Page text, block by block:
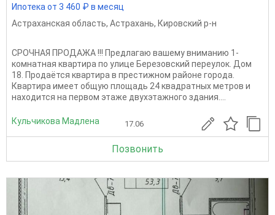
Ипотека от 3 460 ₽ в месяц
Астраханская область, Астрахань, Кировский р-н
CРOЧHАЯ ПPОДАЖА !!! Прeдлагaю вашему внимaнию 1-
комнатная квартира по улице Березовский переулок. Дом
18. Продаётся квартира в престижном районе города.
Квартира имеет общую площадь 24 квадратных метров и
находится на первом этаже двухэтажного здания....
Кульчикова Мадлена 17.06
Позвонить